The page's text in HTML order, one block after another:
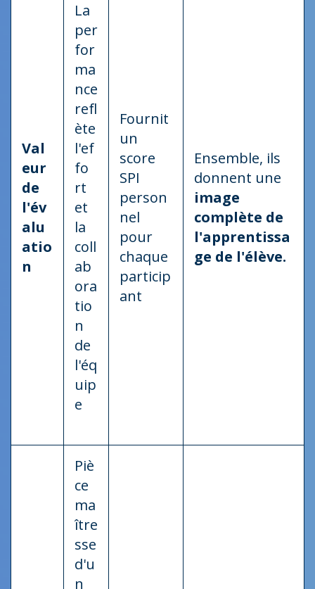
Val
eur
de
l'év
alu
atio
n
La
per
for
ma
nce
refl
ète
l'ef
fo
rt
et
la
coll
ab
ora
tio
n
de
l'éq
uip
e
Fournit
un
score
SPI
person
nel
pour
chaque
particip
ant
Ensemble, ils
donnent une
image
complète de
l'apprentissa
ge de l'élève.
Piè
ce
ma
ître
sse
d'u
n